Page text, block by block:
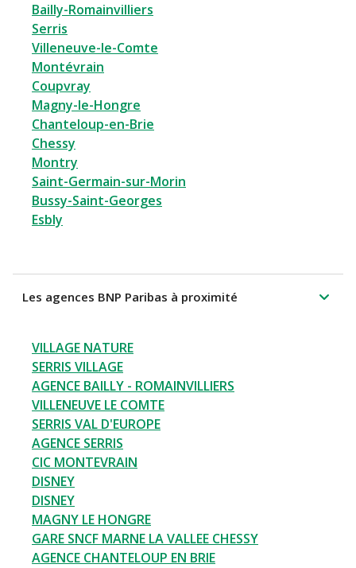
Bailly-Romainvilliers
Serris
Villeneuve-le-Comte
Montévrain
Coupvray
Magny-le-Hongre
Chanteloup-en-Brie
Chessy
Montry
Saint-Germain-sur-Morin
Bussy-Saint-Georges
Esbly
Les agences BNP Paribas à proximité
VILLAGE NATURE
SERRIS VILLAGE
AGENCE BAILLY - ROMAINVILLIERS
VILLENEUVE LE COMTE
SERRIS VAL D'EUROPE
AGENCE SERRIS
CIC MONTEVRAIN
DISNEY
DISNEY
MAGNY LE HONGRE
GARE SNCF MARNE LA VALLEE CHESSY
AGENCE CHANTELOUP EN BRIE